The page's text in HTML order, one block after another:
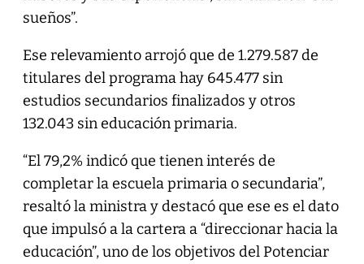
sueños”.
Ese relevamiento arrojó que de 1.279.587 de
titulares del programa hay 645.477 sin
estudios secundarios finalizados y otros
132.043 sin educación primaria.
“El 79,2% indicó que tienen interés de
completar la escuela primaria o secundaria”,
resaltó la ministra y destacó que ese es el dato
que impulsó a la cartera a “direccionar hacia la
educación”, uno de los objetivos del Potenciar